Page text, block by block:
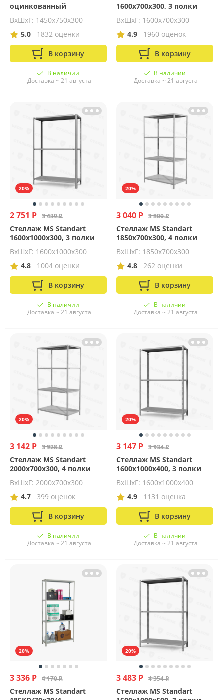
оцинкованный
ВхШхГ: 1450х750х300
5.0
1832 оценки
В корзину
В наличии
Доставка ~ 21 августа
1600х700х300, 3 полки
ВхШхГ: 1600x700x300
4.9
1960 оценок
В корзину
В наличии
Доставка ~ 21 августа
20%
2 751 Р 3 439 Р
Стеллаж MS Standart
1600х1000х300, 3 полки
ВхШхГ: 1600x1000x300
4.8
1004 оценки
В корзину
В наличии
Доставка ~ 21 августа
20%
3 040 Р 3 800 Р
Стеллаж MS Standart
1850х700х300, 4 полки
ВхШхГ: 1850x700x300
4.8
262 оценки
В корзину
В наличии
Доставка ~ 21 августа
20%
3 142 Р 3 928 Р
Стеллаж MS Standart
2000х700х300, 4 полки
ВхШхГ: 2000x700x300
4.7
399 оценок
В корзину
В наличии
Доставка ~ 21 августа
20%
3 147 Р 3 934 Р
Стеллаж MS Standart
1600х1000х400, 3 полки
ВхШхГ: 1600x1000x400
4.9
1131 оценка
В корзину
В наличии
Доставка ~ 21 августа
20%
3 336 Р 4 170 Р
Стеллаж MS Standart
20%
3 483 Р 4 354 Р
Стеллаж MS Standart